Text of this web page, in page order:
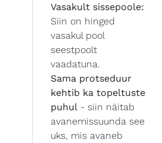
Vasakult sissepoole:
Siin on hinged
vasakul pool
seestpoolt
vaadatuna.
Sama protseduur
kehtib ka topeltuste
puhul - siin näitab
avanemissuunda see
uks, mis avaneb